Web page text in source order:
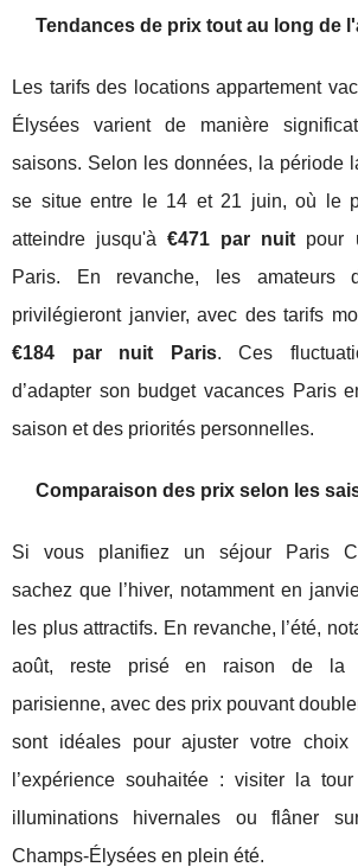
Tendances de prix tout au long de
Les tarifs des locations appartement
Élysées varient de manière
saisons. Selon les données, la période
se situe entre le 14 et 21 juin, où le
atteindre jusqu'à€471 par nuit pour
Paris. En revanche, les amateurs
privilégieront janvier, avec des tarifs
€184 par nuit Paris. Ces
d’adapter son budget vacances Paris
saison et des priorités personnelles.
Comparaison des prix selon les
Si vous planifiez un séjour Paris
sachez que l’hiver, notamment en
les plus attractifs. En revanche, l’été,
août, reste prisé en raison de la
parisienne, avec des prix pouvant
sont idéales pour ajuster votre
l’expérience souhaitée : visiter la
illuminations hivernales ou flâner
Champs-Élysées en plein été.